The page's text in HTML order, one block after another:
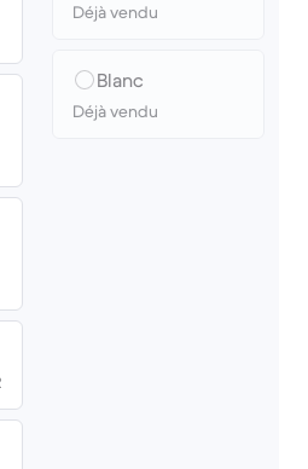
Déjà vendu
Blanc
Déjà vendu